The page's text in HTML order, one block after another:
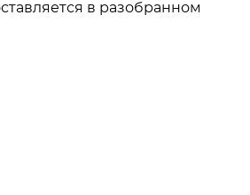
в разобранном